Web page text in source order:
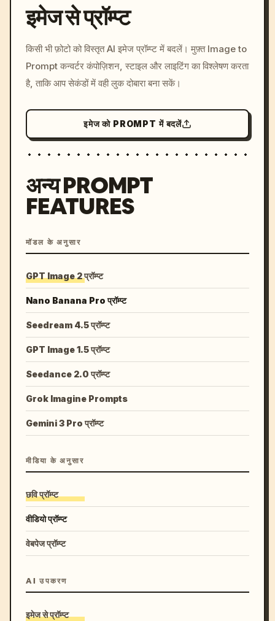
c, cyberpunk sunset, neon
colors, 8k --v 6.0
इमेज से प्रॉम्प्ट
किसी भी फ़ोटो को विस्तृत AI इमेज प्रॉम्प्ट में बदलें। मुफ़्त Image to
Prompt कन्वर्टर कंपोज़िशन, स्टाइल और लाइटिंग का विश्लेषण करता
है, ताकि आप सेकंडों में वही लुक दोबारा बना सकें।
इमेज को PROMPT में बदलें
अन्य PROMPT
FEATURES
मॉडल के अनुसार
GPT Image 2 प्रॉम्प्ट
Nano Banana Pro प्रॉम्प्ट
Seedream 4.5 प्रॉम्प्ट
GPT Image 1.5 प्रॉम्प्ट
Seedance 2.0 प्रॉम्प्ट
Grok Imagine Prompts
Gemini 3 Pro प्रॉम्प्ट
मीडिया के अनुसार
छवि प्रॉम्प्ट
वीडियो प्रॉम्प्ट
वेबपेज प्रॉम्प्ट
AI उपकरण
इमेज से प्रॉम्प्ट